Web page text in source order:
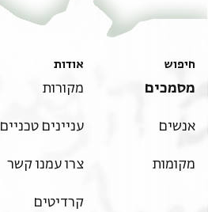
חיפוש
מסמכים
אנשים
מקומות
אודות
מקורות
עניינים טכניים
צרו עמנו קשר
קרדיטים